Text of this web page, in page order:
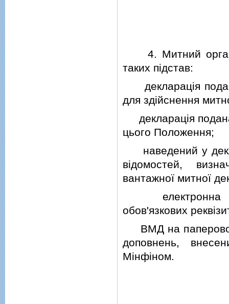
4. Митний
таких пiдстав:
декларацiя
для здiйснення
декларацiя
цього Положення;
наведений у
вiдомостей,
вантажної митної
електронна
обов'язкових
ВМД на
доповнень,
Мiнфiном.